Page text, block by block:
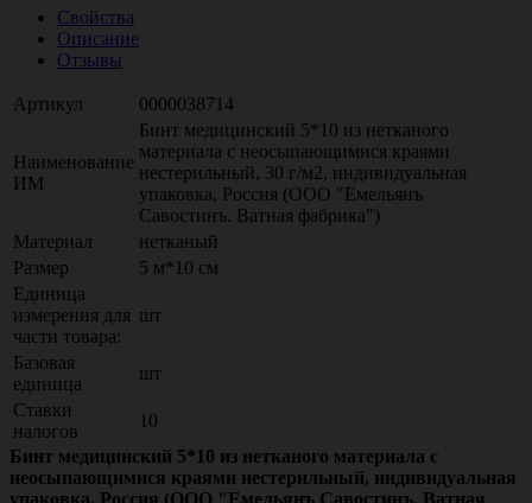
Свойства
Описание
Отзывы
Артикул 0000038714
Наименование
ИМ
Бинт медицинский 5*10 из нетканого
материала с неосыпающимися краями
нестерильный, 30 г/м2, индивидуальная
упаковка, Россия (ООО "Емельянъ
Савостинъ. Ватная фабрика")
Материал
нетканый
Размер
5 м*10 см
Единица
измерения для
части товара:
шт
Базовая
единица
шт
Ставки
налогов
10
Бинт медицинский 5*10 из нетканого материала с
неосыпающимися краями нестерильный, индивидуальная
упаковка, Россия (ООО "Емельянъ Савостинъ. Ватная